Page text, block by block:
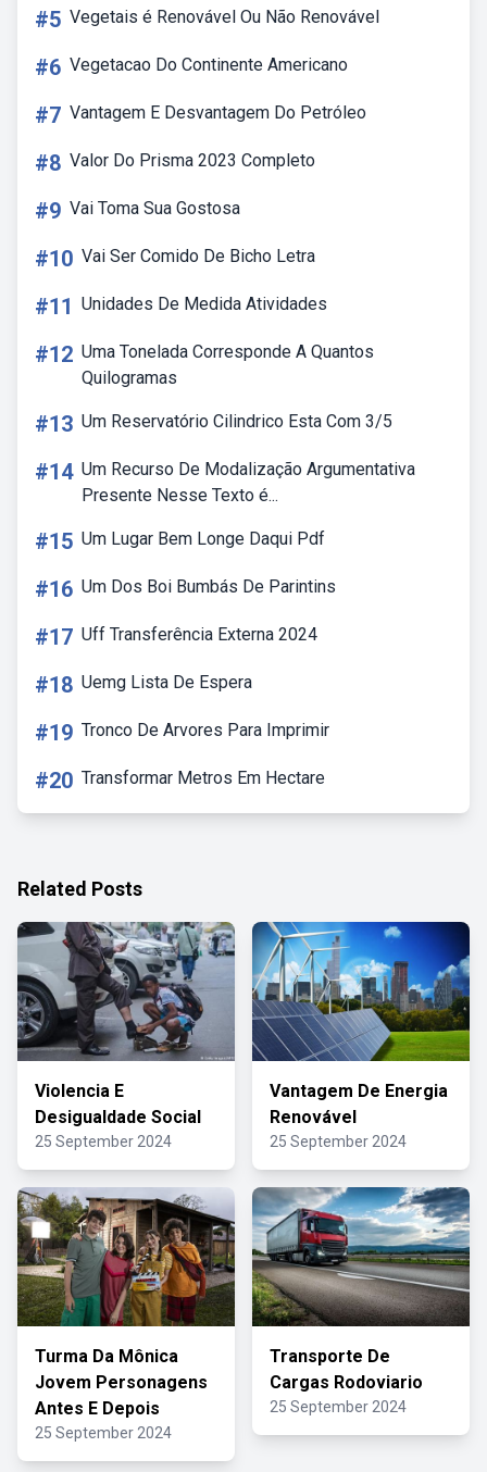
#5 Vegetais é Renovável Ou Não Renovável
#6 Vegetacao Do Continente Americano
#7 Vantagem E Desvantagem Do Petróleo
#8 Valor Do Prisma 2023 Completo
#9 Vai Toma Sua Gostosa
#10 Vai Ser Comido De Bicho Letra
#11 Unidades De Medida Atividades
#12 Uma Tonelada Corresponde A Quantos
Quilogramas
#13 Um Reservatório Cilindrico Esta Com 3/5
#14 Um Recurso De Modalização Argumentativa
Presente Nesse Texto é...
#15 Um Lugar Bem Longe Daqui Pdf
#16 Um Dos Boi Bumbás De Parintins
#17 Uff Transferência Externa 2024
#18 Uemg Lista De Espera
#19 Tronco De Arvores Para Imprimir
#20 Transformar Metros Em Hectare
Related Posts
Violencia E
Desigualdade Social
25 September 2024
Vantagem De Energia
Renovável
25 September 2024
Turma Da Mônica
Jovem Personagens
Antes E Depois
25 September 2024
Transporte De
Cargas Rodoviario
25 September 2024